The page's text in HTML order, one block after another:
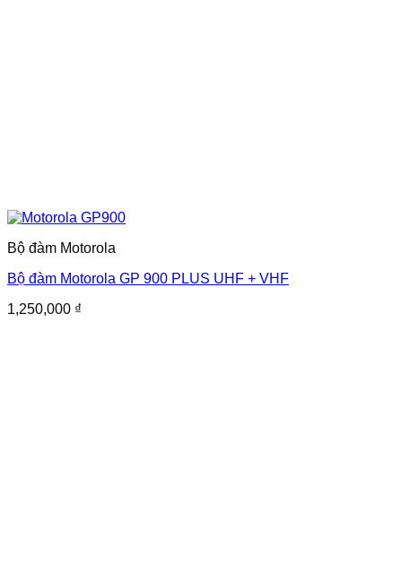
Bộ đàm Motorola
Bộ đàm Motorola GP 900 PLUS UHF + VHF
1,250,000 ₫